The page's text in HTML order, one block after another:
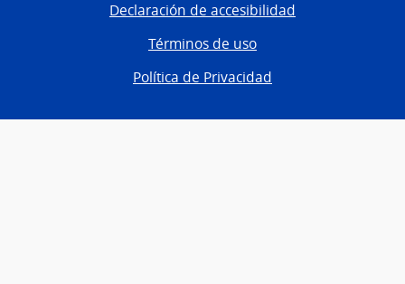
Declaración de accesibilidad
Términos de uso
Política de Privacidad